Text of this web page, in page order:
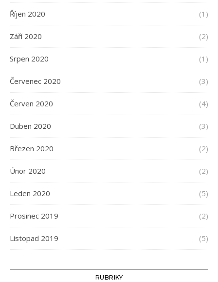
Říjen 2020 (1)
Září 2020 (2)
Srpen 2020 (1)
Červenec 2020 (3)
Červen 2020 (4)
Duben 2020 (3)
Březen 2020 (2)
Únor 2020 (2)
Leden 2020 (5)
Prosinec 2019 (2)
Listopad 2019 (5)
RUBRIKY